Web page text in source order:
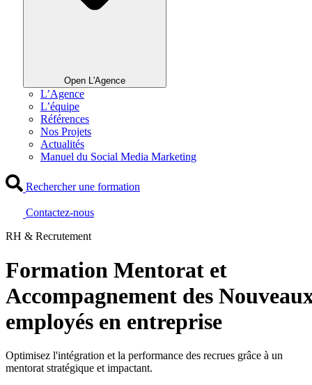
Open L'Agence
L’Agence
L’équipe
Références
Nos Projets
Actualités
Manuel du Social Media Marketing
Rechercher une formation
Contactez-nous
RH & Recrutement
Formation Mentorat et
Accompagnement des
employés en entreprise
Optimisez l'intégration et la performance des recrues grâce à un
mentorat stratégique et impactant.